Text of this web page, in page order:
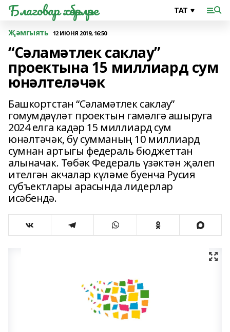
Благовар хәбәрләре
Җәмгыять 12 ИЮНЯ 2019, 16:50
“Сәламәтлек саклау”
проектына 15 миллиард сум
юнәлтеләчәк
Башкортстан “Сәламәтлек саклау”
гомумдәүләт проектын гамәлгә ашыруга
2024 елга кадәр 15 миллиард сум
юнәлтәчәк, бу сумманың 10 миллиард
сумнан артыгы федераль бюджеттан
алыначак. Төбәк Федераль үзәктән җәлеп
ителгән акчалар күләме буенча Русия
субъектлары арасында лидерлар
исәбендә.